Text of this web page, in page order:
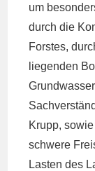
um
durch die
Forstes,
liegenden
Krupp,
schwere
Lasten des